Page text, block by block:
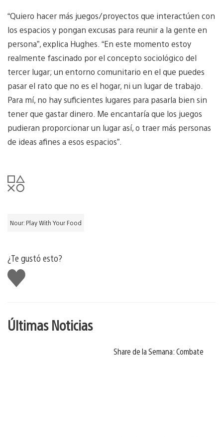
“Quiero hacer más juegos/proyectos que interactúen con
los espacios y pongan excusas para reunir a la gente en
persona”, explica Hughes. “En este momento estoy
realmente fascinado por el concepto sociológico del
tercer lugar; un entorno comunitario en el que puedes
pasar el rato que no es el hogar, ni un lugar de trabajo.
Para mí, no hay suficientes lugares para pasarla bien sin
tener que gastar dinero. Me encantaría que los juegos
pudieran proporcionar un lugar así, o traer más personas
de ideas afines a esos espacios”.
Nour: Play With Your Food
¿Te gustó esto?
Me
gusta
Últimas Noticias
Share de la Semana: Combate